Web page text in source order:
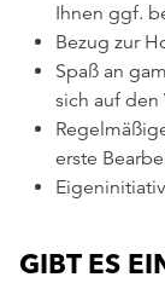
Ihnen ggf.
Bezug zur
Spaß an
sich auf
erste
GIBT ES